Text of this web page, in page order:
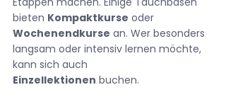
bieten Kompaktkurse oder
Wochenendkurse an. Wer besonders
langsam oder intensiv lernen möchte,
kann sich auch
Einzellektionen buchen.